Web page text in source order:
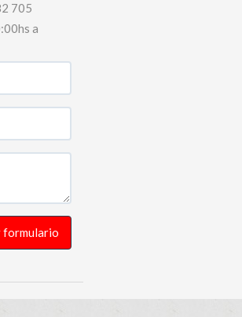
705
a
formulario